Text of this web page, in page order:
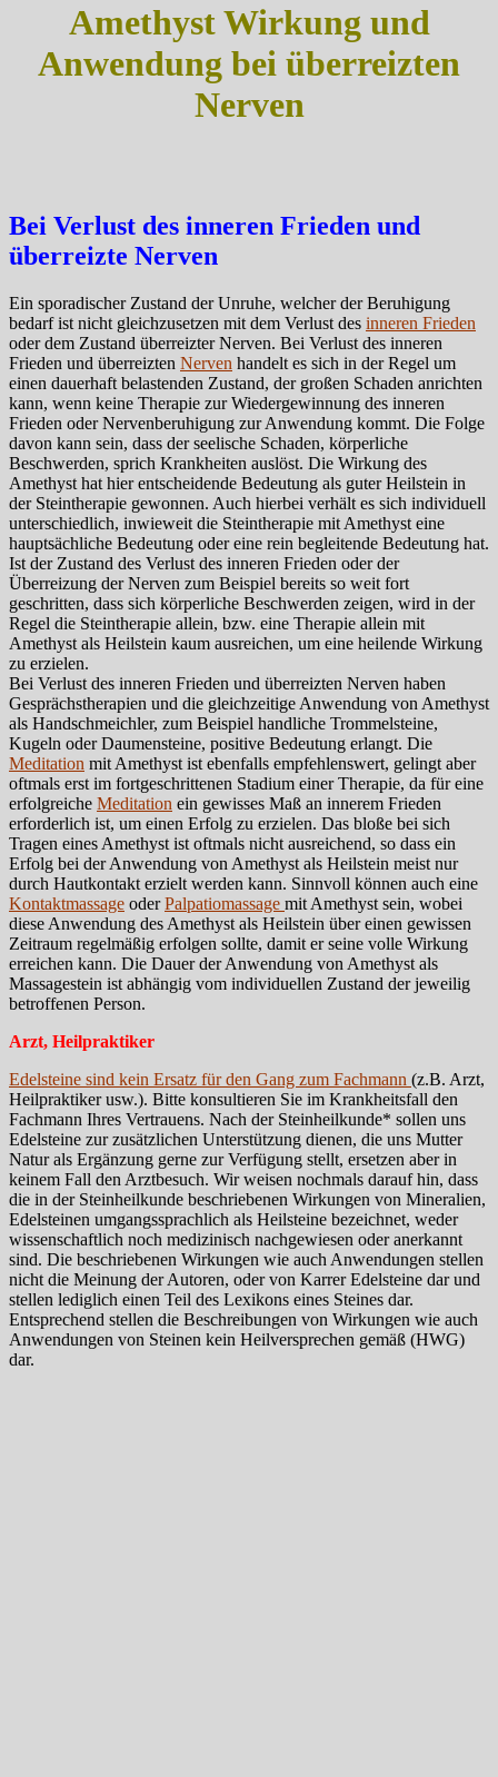
Amethyst Wirkung und
Anwendung bei überreizten
Nerven
Bei Verlust des inneren Frieden und
überreizte Nerven
Ein sporadischer Zustand der Unruhe, welcher der Beruhigung
bedarf ist nicht gleichzusetzen mit dem Verlust des inneren Frieden
oder dem Zustand überreizter Nerven. Bei Verlust des inneren
Frieden und überreizten Nerven handelt es sich in der Regel um
einen dauerhaft belastenden Zustand, der großen Schaden anrichten
kann, wenn keine Therapie zur Wiedergewinnung des inneren
Frieden oder Nervenberuhigung zur Anwendung kommt. Die Folge
davon kann sein, dass der seelische Schaden, körperliche
Beschwerden, sprich Krankheiten auslöst. Die Wirkung des
Amethyst hat hier entscheidende Bedeutung als guter Heilstein in
der Steintherapie gewonnen. Auch hierbei verhält es sich individuell
unterschiedlich, inwieweit die Steintherapie mit Amethyst eine
hauptsächliche Bedeutung oder eine rein begleitende Bedeutung hat.
Ist der Zustand des Verlust des inneren Frieden oder der
Überreizung der Nerven zum Beispiel bereits so weit fort
geschritten, dass sich körperliche Beschwerden zeigen, wird in der
Regel die Steintherapie allein, bzw. eine Therapie allein mit
Amethyst als Heilstein kaum ausreichen, um eine heilende Wirkung
zu erzielen.
Bei Verlust des inneren Frieden und überreizten Nerven haben
Gesprächstherapien und die gleichzeitige Anwendung von Amethyst
als Handschmeichler, zum Beispiel handliche Trommelsteine,
Kugeln oder Daumensteine, positive Bedeutung erlangt. Die
Meditation mit Amethyst ist ebenfalls empfehlenswert, gelingt aber
oftmals erst im fortgeschrittenen Stadium einer Therapie, da für eine
erfolgreiche Meditation ein gewisses Maß an innerem Frieden
erforderlich ist, um einen Erfolg zu erzielen. Das bloße bei sich
Tragen eines Amethyst ist oftmals nicht ausreichend, so dass ein
Erfolg bei der Anwendung von Amethyst als Heilstein meist nur
durch Hautkontakt erzielt werden kann. Sinnvoll können auch eine
Kontaktmassage oderPalpatiomassage mit Amethyst sein, wobei
diese Anwendung des Amethyst als Heilstein über einen gewissen
Zeitraum regelmäßig erfolgen sollte, damit er seine volle Wirkung
erreichen kann. Die Dauer der Anwendung von Amethyst als
Massagestein ist abhängig vom individuellen Zustand der jeweilig
betroffenen Person.
Arzt, Heilpraktiker
Edelsteine sind kein Ersatz für den Gang zum Fachmann (z.B. Arzt,
Heilpraktiker usw.). Bitte konsultieren Sie im Krankheitsfall den
Fachmann Ihres Vertrauens. Nach der Steinheilkunde* sollen uns
Edelsteine zur zusätzlichen Unterstützung dienen, die uns Mutter
Natur als Ergänzung gerne zur Verfügung stellt, ersetzen aber in
keinem Fall den Arztbesuch. Wir weisen nochmals darauf hin, dass
die in der Steinheilkunde beschriebenen Wirkungen von Mineralien,
Edelsteinen umgangssprachlich als Heilsteine bezeichnet, weder
wissenschaftlich noch medizinisch nachgewiesen oder anerkannt
sind. Die beschriebenen Wirkungen wie auch Anwendungen stellen
nicht die Meinung der Autoren, oder von Karrer Edelsteine dar und
stellen lediglich einen Teil des Lexikons eines Steines dar.
Entsprechend stellen die Beschreibungen von Wirkungen wie auch
Anwendungen von Steinen kein Heilversprechen gemäß (HWG)
dar.